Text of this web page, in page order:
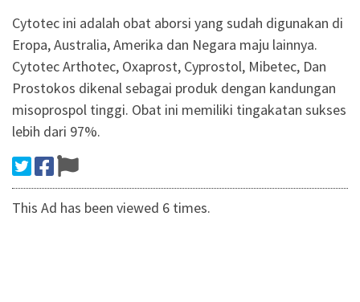
Cytotec ini adalah obat aborsi yang sudah digunakan di
Eropa, Australia, Amerika dan Negara maju lainnya.
Cytotec Arthotec, Oxaprost, Cyprostol, Mibetec, Dan
Prostokos dikenal sebagai produk dengan kandungan
misoprospol tinggi. Obat ini memiliki tingakatan sukses
lebih dari 97%.
This Ad has been viewed 6 times.